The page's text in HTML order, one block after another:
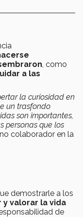
, como
a las
la curiosidad en
un trasfondo
son importantes,
personas que los
colaborador en la
demostrarle a los
valorar la vida
de